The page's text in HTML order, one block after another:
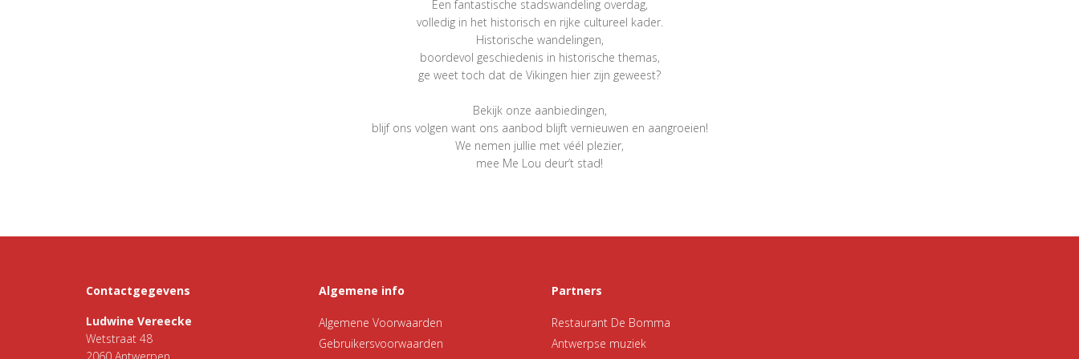
Een fantastische stadswandeling overdag,
volledig in het historisch en rijke cultureel kader.
Historische wandelingen,
boordevol geschiedenis in historische themas,
ge weet toch dat de Vikingen hier zijn geweest?
Bekijk onze aanbiedingen,
blijf ons volgen want ons aanbod blijft vernieuwen en aangroeien!
We nemen jullie met véél plezier,
mee Me Lou deur’t stad!
Contactgegevens
Ludwine Vereecke
Wetstraat 48
Algemene info
Algemene Voorwaarden
Gebruikersvoorwaarden
Partners
Restaurant De Bomma
Antwerpse muziek